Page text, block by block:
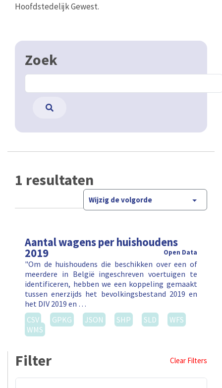
Hoofdstedelijk Gewest.
Zoek
1 resultaten
Wijzig de volgorde
Aantal wagens per huishoudens
2019 Open Data
"Om de huishoudens die beschikken over een of
meerdere in België ingeschreven voertuigen te
identificeren, hebben we een koppeling gemaakt
tussen enerzijds het bevolkingsbestand 2019 en
het DIV 2019 en …
CSV
GPKG JSON SHP SLD
WFS
WMS
Filter Clear Filters